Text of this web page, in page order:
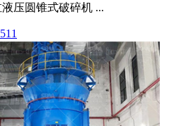
压圆锥式破碎机 ...